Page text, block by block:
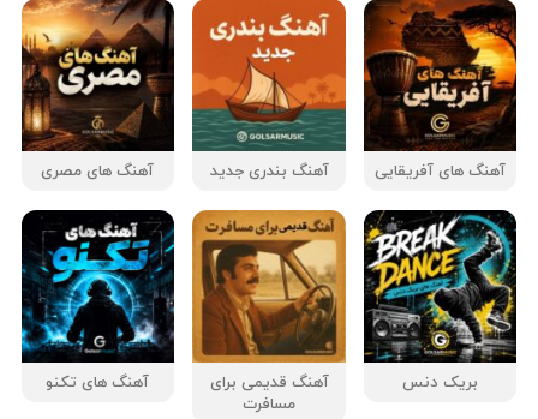
آهنگ های آفریقایی آهنگ بندری جدید آهنگ های مصری
بریک دنس
آهنگ قدیمی برای
مسافرت
آهنگ های تکنو